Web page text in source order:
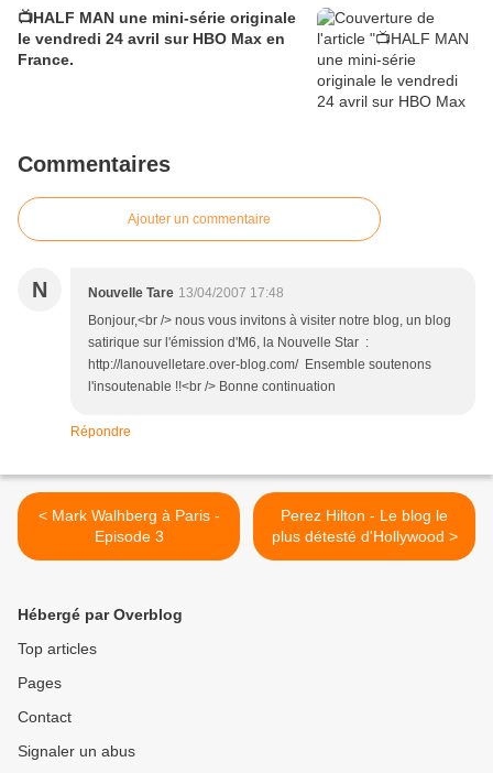
📺HALF MAN une mini‑série originale
le vendredi 24 avril sur HBO Max en
France.
Commentaires
Ajouter un commentaire
N Nouvelle Tare 13/04/2007 17:48
Bonjour,<br /> nous vous invitons à visiter notre blog, un blog
satirique sur l'émission d'M6, la Nouvelle Star :
http://lanouvelletare.over-blog.com/ Ensemble soutenons
l'insoutenable !!<br /> Bonne continuation
Répondre
< Mark Walhberg à Paris -
Episode 3
Perez Hilton - Le blog le
plus détesté d'Hollywood >
Hébergé par Overblog
Top articles
Pages
Contact
Signaler un abus